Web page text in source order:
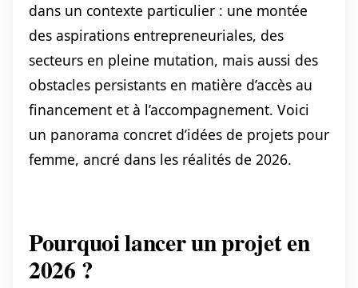
dans un contexte particulier : une montée
des aspirations entrepreneuriales, des
secteurs en pleine mutation, mais aussi des
obstacles persistants en matière d’accès au
financement et à l’accompagnement. Voici
un panorama concret d’idées de projets pour
femme, ancré dans les réalités de 2026.
Pourquoi lancer un projet en
2026 ?